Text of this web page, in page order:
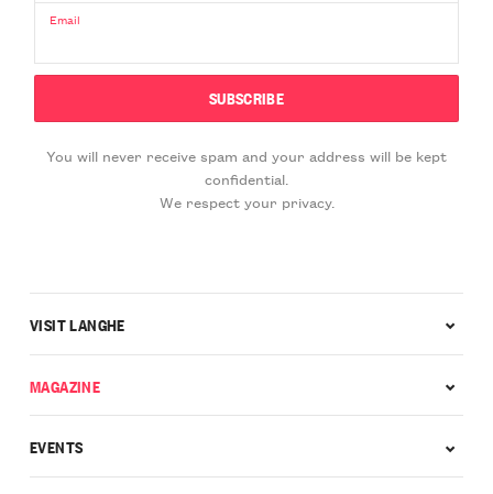
Email
You will never receive spam and your address will be kept
confidential.
We respect your privacy.
VISIT LANGHE
MAGAZINE
EVENTS